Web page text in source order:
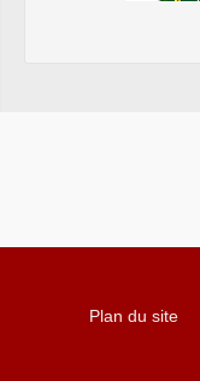
Plan du site